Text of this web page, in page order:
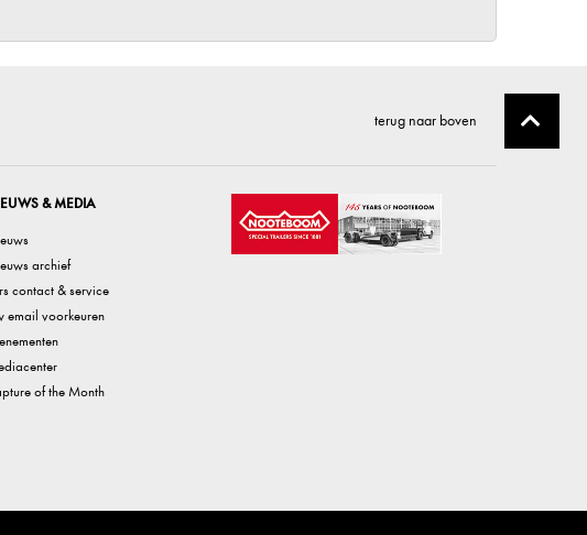
terug naar boven
& MEDIA
archief
contact & service
email voorkeuren
of the Month